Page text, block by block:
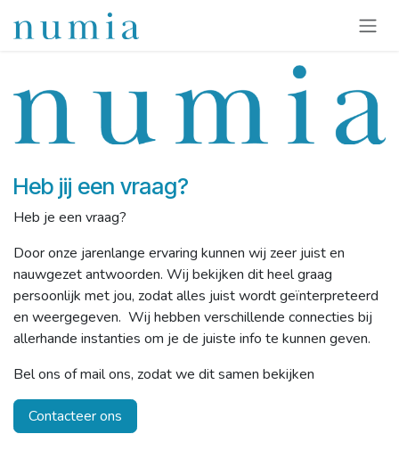
Overslaan naar inhoud
Heb jij een vraag?
Heb je een vraag?
Door onze jarenlange ervaring kunnen wij zeer juist en
nauwgezet antwoorden. Wij bekijken dit heel graag
persoonlijk met jou, zodat alles juist wordt geïnterpreteerd
en weergegeven. Wij hebben verschillende connecties bij
allerhande instanties om je de juiste info te kunnen geven.
Bel ons of mail ons, zodat we dit samen bekijken
Contacteer ons